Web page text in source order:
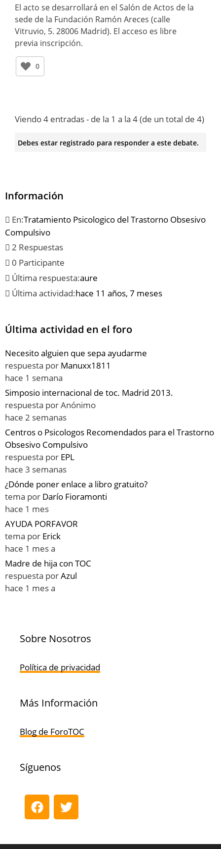
El acto se desarrollará en el Salón de Actos de la
sede de la Fundación Ramón Areces (calle
Vitruvio, 5. 28006 Madrid). El acceso es libre
previa inscripción.
0
Viendo 4 entradas - de la 1 a la 4 (de un total de 4)
Debes estar registrado para responder a este debate.
Información
En:Tratamiento Psicologico del Trastorno Obsesivo
Compulsivo
2 Respuestas
0 Participante
Última respuesta:aure
Última actividad:hace 11 años, 7 meses
Última actividad en el foro
Necesito alguien que sepa ayudarme
respuesta por Manuxx1811
hace 1 semana
Simposio internacional de toc. Madrid 2013.
respuesta porAnónimo
hace 2 semanas
Centros o Psicologos Recomendados para el Trastorno
Obsesivo Compulsivo
respuesta por EPL
hace 3 semanas
¿Dónde poner enlace a libro gratuito?
tema por Darío Fioramonti
hace 1 mes
AYUDA PORFAVOR
tema por Erick
hace 1 mes a
Madre de hija con TOC
respuesta porAzul
hace 1 mes a
Sobre Nosotros
Política de privacidad
Más Información
Blog de ForoTOC
Síguenos